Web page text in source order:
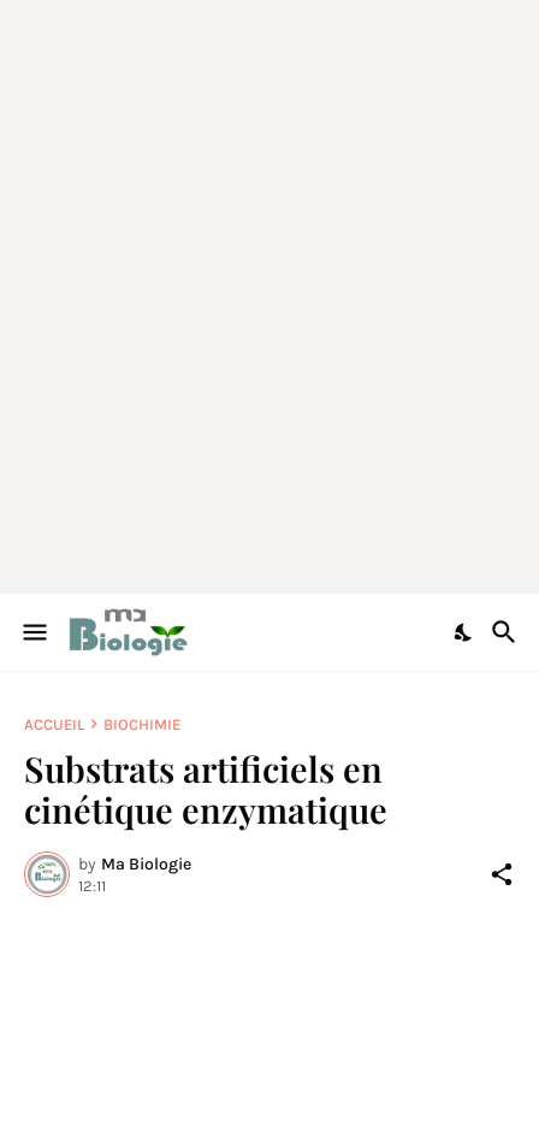
ACCUEIL BIOCHIMIE
Substrats artificiels en
cinétique enzymatique
by Ma Biologie
12:11